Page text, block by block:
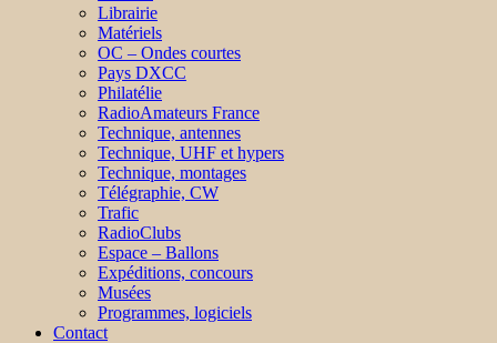
Librairie
Matériels
OC – Ondes courtes
Pays DXCC
Philatélie
RadioAmateurs France
Technique, antennes
Technique, UHF et hypers
Technique, montages
Télégraphie, CW
Trafic
RadioClubs
Espace – Ballons
Expéditions, concours
Musées
Programmes, logiciels
Contact